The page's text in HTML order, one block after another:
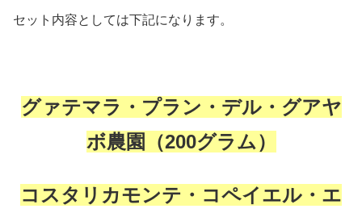
セット内容としては下記になります。
グァテマラ・プラン・デル・グアヤ
ボ農園（200グラム）
コスタリカモンテ・コペイエル・エ